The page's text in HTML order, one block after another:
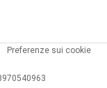
Preferenze sui cookie